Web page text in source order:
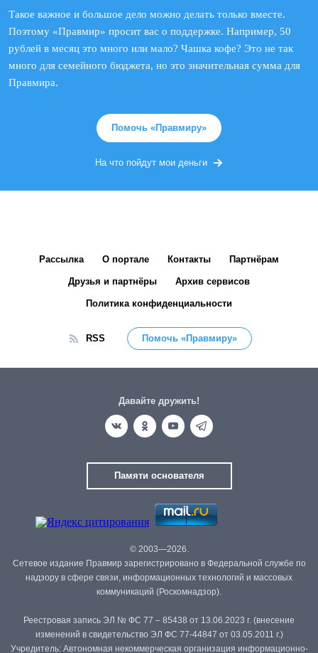
Такое важное и большое дело можно делать только вместе.
Поэтому «Правмир» просит вас о поддержке. Например, 50
рублей в месяц это много или мало? Чашка кофе? Это не так
много для семейного бюджета, но это значительная сумма для
Правмира.
Помочь «Правмиру»
На что пойдут мои деньги
Рассылка О портале Контакты Партнёрам
Друзья и партнёры Архив сервисов
Политика конфиденциальности
RSS Помочь «Правмиру»
Давайте дружить!
Памяти основателя
© 2003—2026.
Сетевое издание Правмир зарегистрировано в Федеральной службе по
надзору в сфере связи, информационных технологий и массовых
коммуникаций (Роскомнадзор).
Реестровая запись ЭЛ № ФС 77 – 85438 от 13.06.2023 г. (внесение
изменений в свидетельство ЭЛ ФС 77-44847 от 03.05.2011 г.)
Учредитель: Автономная некоммерческая организация информационно-